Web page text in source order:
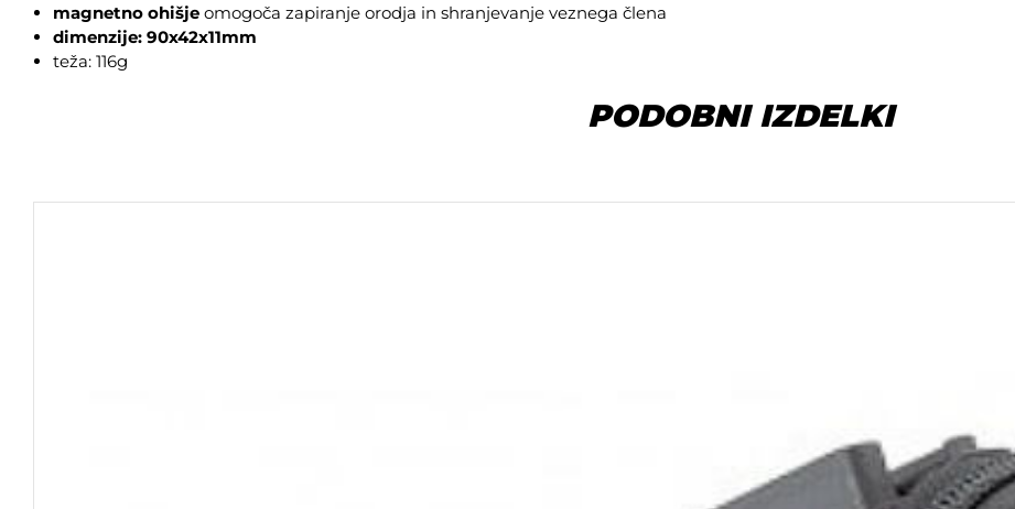
magnetno ohišjeomogoča zapiranje orodja in shranjevanje veznega člena
dimenzije: 90x42x11mm
teža: 116g
PODOBNI IZDELKI